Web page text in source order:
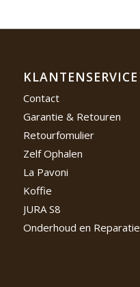
KLANTENSERVICE
Contact
Garantie & Retouren
Retourfomulier
Zelf Ophalen
La Pavoni
Koffie
JURA S8
Onderhoud en Reparatie